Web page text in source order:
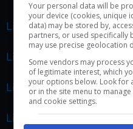
Livello 106
Livello 107
Livello 108
Livello 109
Your personal data will be
your device (cookies, unique
data) may be stored by,
partners, or used specifically
may use precise geolocation
Some vendors may process
of legitimate interest, which
your options below. Look for
or in the site menu to
and cookie settings.